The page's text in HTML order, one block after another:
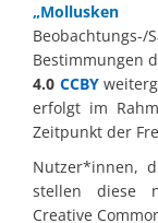
„Mollusken
Bestimmungen
4.0 CCBY
erfolgt im
Zeitpunkt der
Nutzer*innen,
stellen diese
Creative